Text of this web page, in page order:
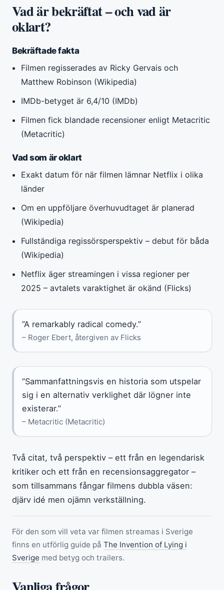
Vad är bekräftat – och vad är
oklart?
Bekräftade fakta
Filmen regisserades av Ricky Gervais och
Matthew Robinson (Wikipedia)
IMDb-betyget är 6,4/10 (IMDb)
Filmen fick blandade recensioner enligt Metacritic
(Metacritic)
Vad som är oklart
Exakt datum för när filmen lämnar Netflix i olika
länder
Om en uppföljare överhuvudtaget är planerad
(Wikipedia)
Fullständiga regissörsperspektiv – debut för båda
(Wikipedia)
Netflix äger streamingen i vissa regioner per
2025 – avtalets varaktighet är okänd (Flicks)
”A remarkably radical comedy.”
– Roger Ebert, återgiven av Flicks
”Sammanfattningsvis en historia som utspelar
sig i en alternativ verklighet där lögner inte
existerar.”
– Metacritic (Metacritic)
Två citat, två perspektiv – ett från en legendarisk
kritiker och ett från en recensionsaggregator –
som tillsammans fångar filmens dubbla väsen:
djärv idé men ojämn verkställning.
För den som vill veta var filmen streamas i Sverige
finns en utförlig guide på The Invention of Lying i
Sverige med betyg och trailers.